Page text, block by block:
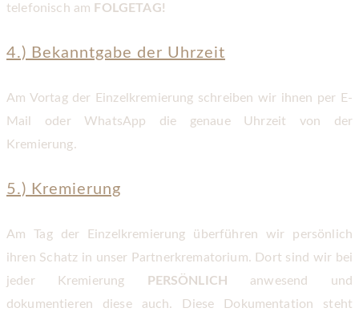
telefonisch am FOLGETAG!
4.) Bekanntgabe der Uhrzeit
Am Vortag der Einzelkremierung schreiben wir ihnen per E-
Mail oder WhatsApp die genaue Uhrzeit von der
Kremierung.
5.) Kremierung
Am Tag der Einzelkremierung überführen wir persönlich
ihren Schatz in unser Partnerkrematorium. Dort sind wir bei
jeder Kremierung
PERSÖNLICH
anwesend und
dokumentieren diese auch. Diese Dokumentation steht